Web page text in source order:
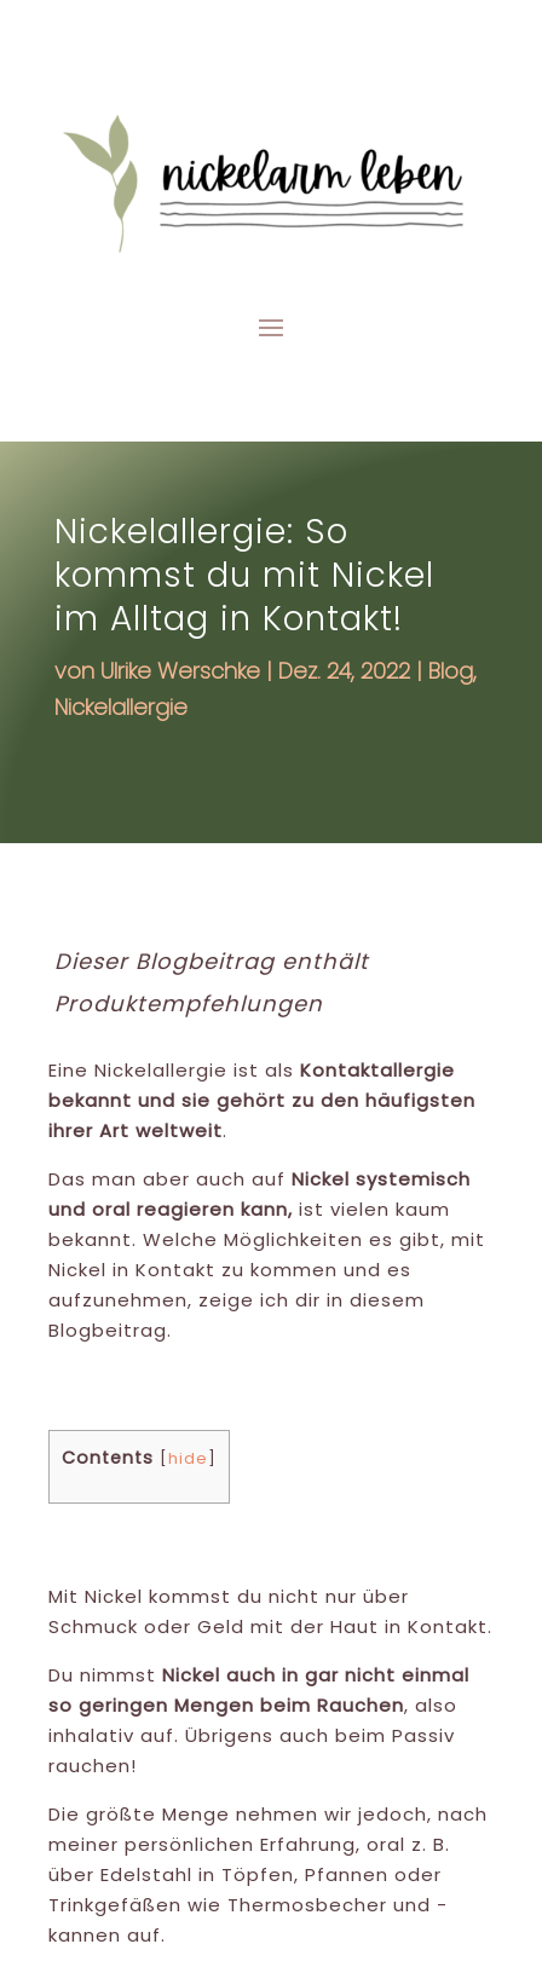
Nickelallergie: So
kommst du mit Nickel
im Alltag in Kontakt!
von Ulrike Werschke| Dez. 24, 2022| Blog,
Nickelallergie
Dieser Blogbeitrag enthält
Produktempfehlungen
Eine Nickelallergie ist als Kontaktallergie
bekannt und sie gehört zu den häufigsten
ihrer Art weltweit.
Das man aber auch auf Nickel systemisch
und oral reagieren kann, ist vielen kaum
bekannt. Welche Möglichkeiten es gibt, mit
Nickel in Kontakt zu kommen und es
aufzunehmen, zeige ich dir in diesem
Blogbeitrag.
Contents hide
Mit Nickel kommst du nicht nur über
Schmuck oder Geld mit der Haut in Kontakt.
Du nimmst Nickel auch in gar nicht einmal
so geringen Mengen beim Rauchen, also
inhalativ auf. Übrigens auch beim Passiv
rauchen!
Die größte Menge nehmen wir jedoch, nach
meiner persönlichen Erfahrung, oral z. B.
über Edelstahl in Töpfen, Pfannen oder
Trinkgefäßen wie Thermosbecher und -
kannen auf.